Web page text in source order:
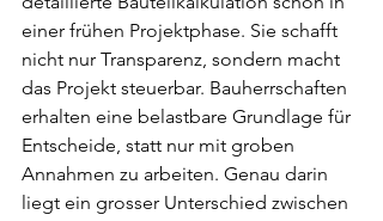
einer frühen Projektphase. Sie schafft
nicht nur Transparenz, sondern macht
das Projekt steuerbar. Bauherrschaften
erhalten eine belastbare Grundlage für
Entscheide, statt nur mit groben
Annahmen zu arbeiten. Genau darin
liegt ein grosser Unterschied zwischen